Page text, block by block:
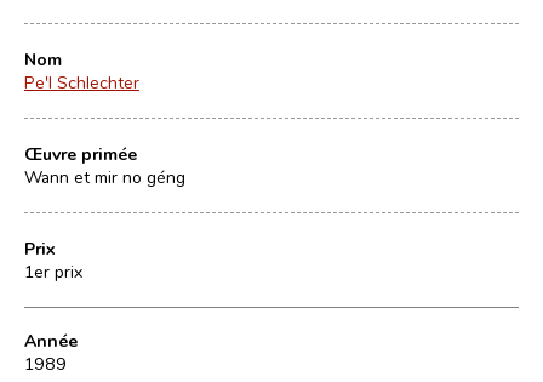
Nom
Pe'l Schlechter
Œuvre primée
Wann et mir no géng
Prix
1er prix
Année
1989